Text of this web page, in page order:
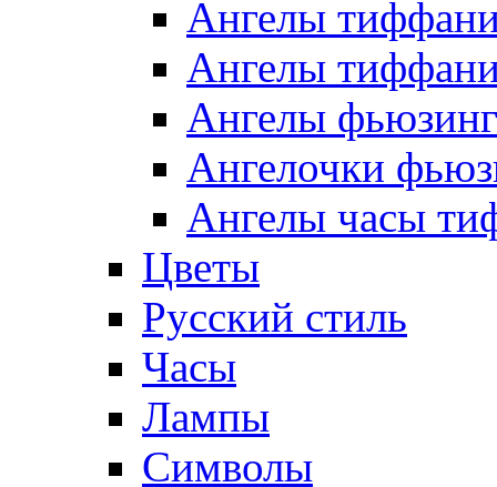
Ангелы
Ангелы
Ангелы фьюзинг
Ангелочки
Ангелы часы
Цветы
Русский стиль
Часы
Лампы
Символы